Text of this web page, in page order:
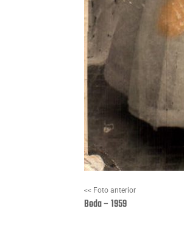
<< Foto anterior
Boda – 1959